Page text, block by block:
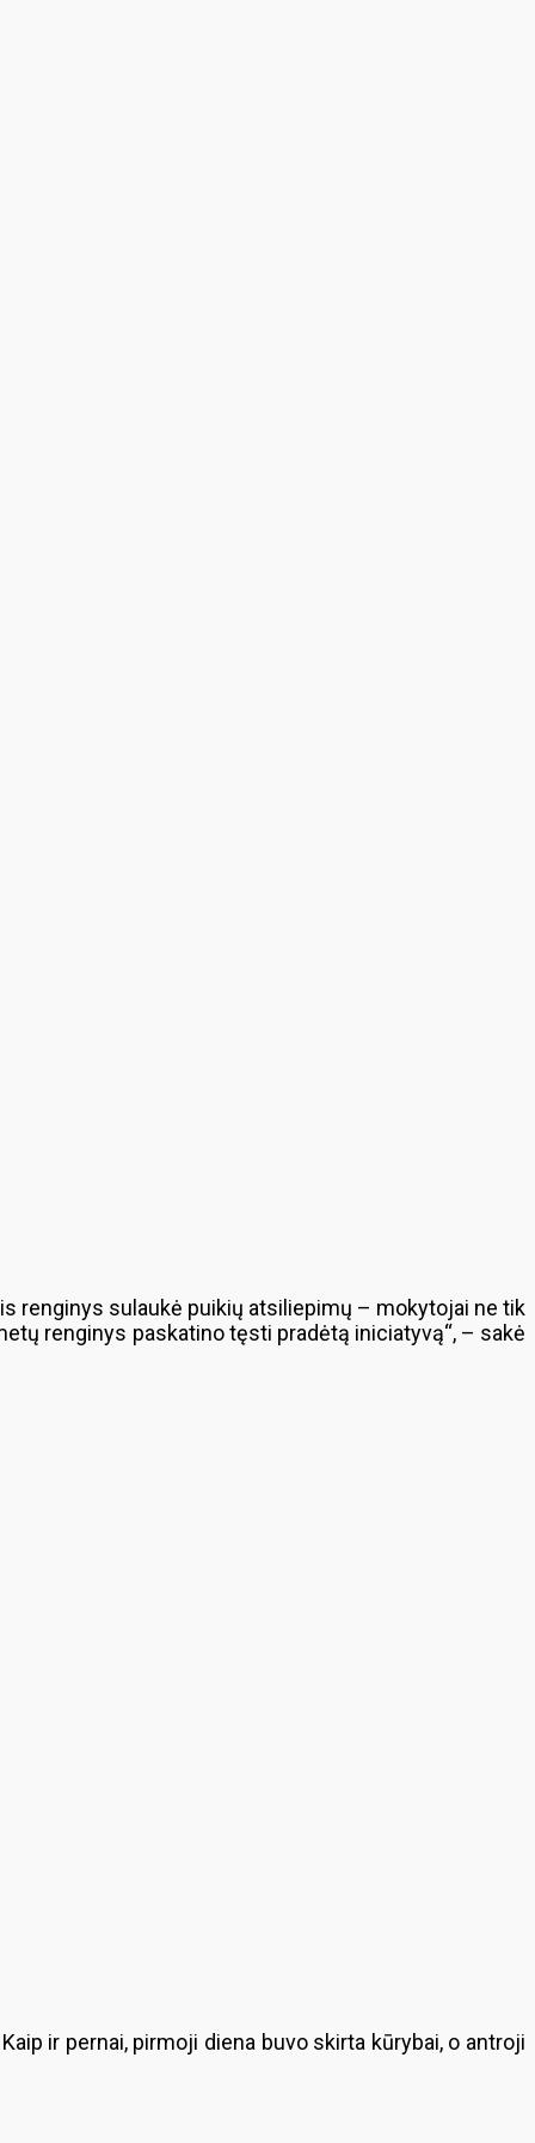
renginys sulaukė puikių atsiliepimų – mokytojai ne tik
renginys paskatino tęsti pradėtą iniciatyvą“, – sakė
ir pernai, pirmoji diena buvo skirta kūrybai, o antroji